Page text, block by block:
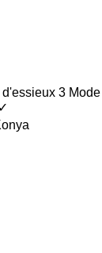
d'essieux 3
✓